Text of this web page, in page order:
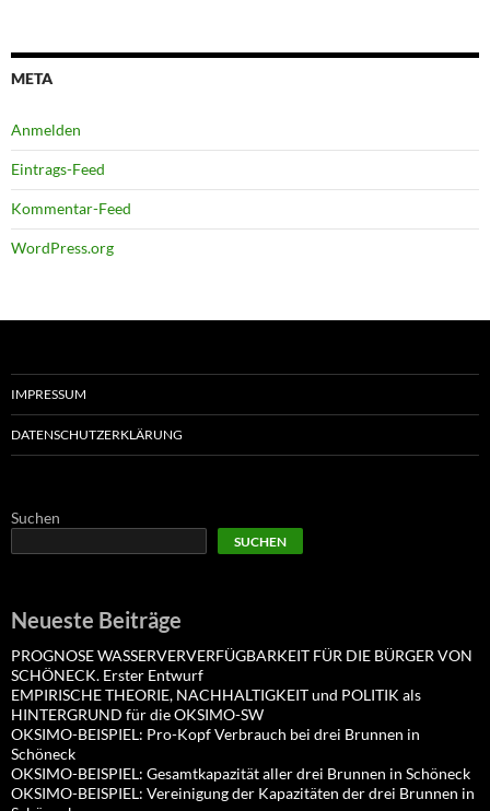
META
Anmelden
Eintrags-Feed
Kommentar-Feed
WordPress.org
IMPRESSUM
DATENSCHUTZERKLÄRUNG
Suchen
SUCHEN
Neueste Beiträge
PROGNOSE WASSERVERVERFÜGBARKEIT FÜR DIE BÜRGER VON
SCHÖNECK. Erster Entwurf
EMPIRISCHE THEORIE, NACHHALTIGKEIT und POLITIK als
HINTERGRUND für die OKSIMO-SW
OKSIMO-BEISPIEL: Pro-Kopf Verbrauch bei drei Brunnen in
Schöneck
OKSIMO-BEISPIEL: Gesamtkapazität aller drei Brunnen in Schöneck
OKSIMO-BEISPIEL: Vereinigung der Kapazitäten der drei Brunnen in